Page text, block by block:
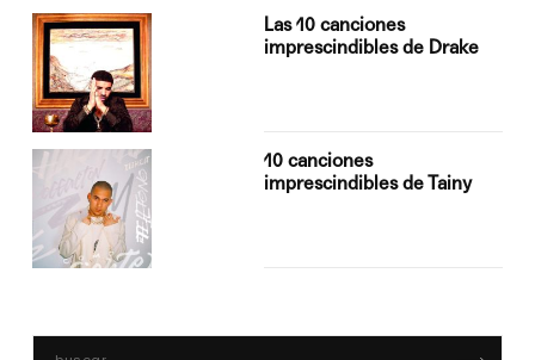
Las 10 canciones
imprescindibles de Drake
10 canciones
imprescindibles de Tainy